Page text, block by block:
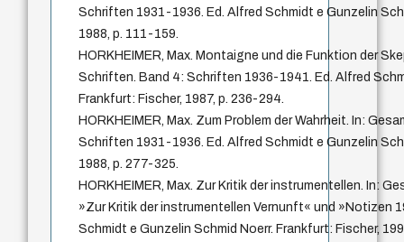
Schriften 1931-1936. Ed. Alfred Schmidt e Gunzelin
1988, p. 111-159.
HORKHEIMER, Max. Montaigne und die Funktion der
Schriften. Band 4: Schriften 1936-1941. Ed. Alfred
Frankfurt: Fischer, 1987, p. 236-294.
HORKHEIMER, Max. Zum Problem der Wahrheit. In:
Schriften 1931-1936. Ed. Alfred Schmidt e Gunzelin
1988, p. 277-325.
HORKHEIMER, Max. Zur Kritik der instrumentellen. In:
»Zur Kritik der instrumentellen Vernunft« und »Notizen
Schmidt e Gunzelin Schmid Noerr. Frankfurt: Fischer,